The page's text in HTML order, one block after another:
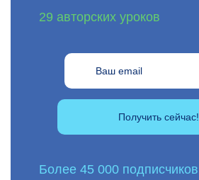
29 авторских уроков
Получить сейчас!
Более 45 000 подписчиков